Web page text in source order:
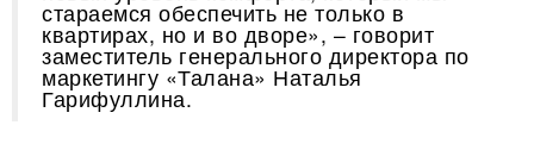
стараемся обеспечить не только в
квартирах, но и во дворе», – говорит
заместитель генерального директора по
маркетингу «Талана» Наталья
Гарифуллина.